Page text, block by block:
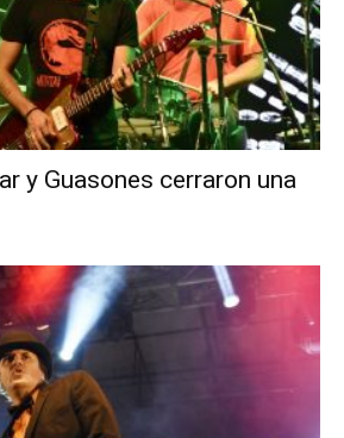
y Guasones cerraron una